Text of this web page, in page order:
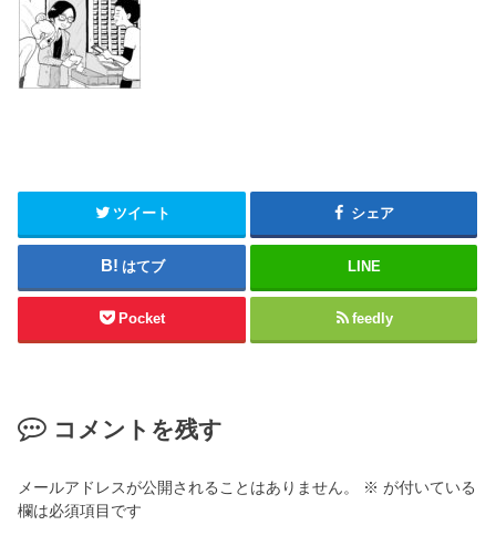
ツイート シェア
はてブ LINE
Pocket feedly
コメントを残す
メールアドレスが公開されることはありません。 ※ が付いている
欄は必須項目です